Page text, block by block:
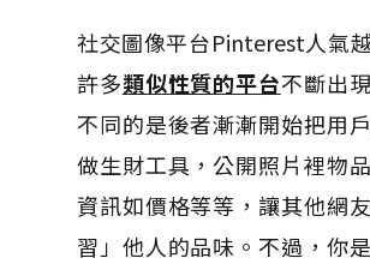
社交圖像平台Pinterest人氣
許多類似性質的平台不斷出
不同的是後者漸漸開始把用
做生財工具，公開照片裡物
資訊如價格等等，讓其他網
習」他人的品味。不過，你